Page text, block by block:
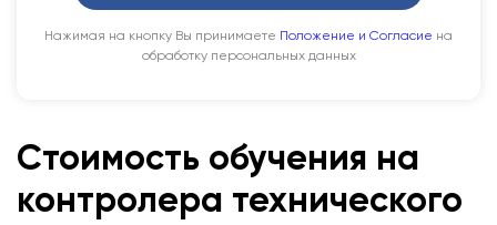
Нажимая на кнопку Вы принимаете Положение и Согласие на
обработку персональных данных
Стоимость обучения на
контролера технического